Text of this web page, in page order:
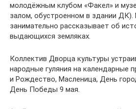
молодёжным клубом «Факел» и
залом, обустроенном в здании ДК).
занимательно рассказывает об
выдающихся земляках.
Коллектив Дворца культуры
народные гуляния на календарные
и Рождество, Масленица, День
День Победы 9 мая.